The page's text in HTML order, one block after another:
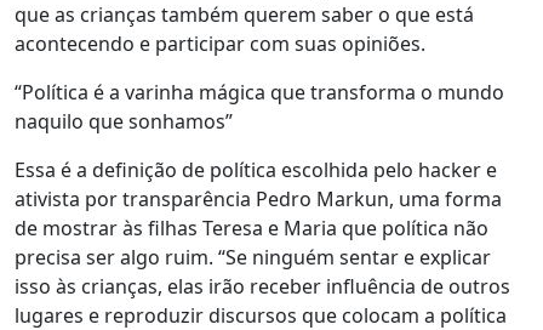
que as crianças também querem saber o que está
acontecendo e participar com suas opiniões.
“Política é a varinha mágica que transforma o mundo
naquilo que sonhamos”
Essa é a definição de política escolhida pelo hacker e
ativista por transparência Pedro Markun, uma forma
de mostrar às filhas Teresa e Maria que política não
precisa ser algo ruim. “Se ninguém sentar e explicar
isso às crianças, elas irão receber influência de outros
lugares e reproduzir discursos que colocam a política